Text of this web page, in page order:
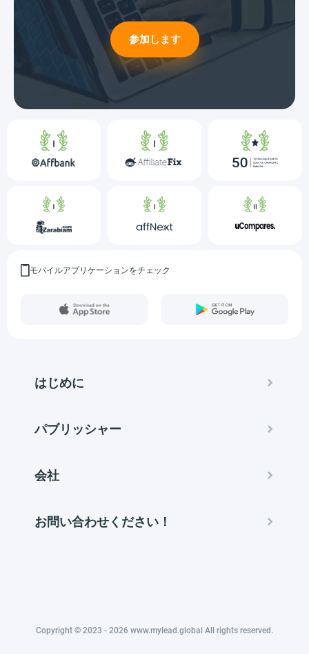
参加します
モバイルアプリケーションをチェック
はじめに
パブリッシャー
会社
お問い合わせください！
Copyright © 2023 - 2026 www.mylead.global All rights reserved.